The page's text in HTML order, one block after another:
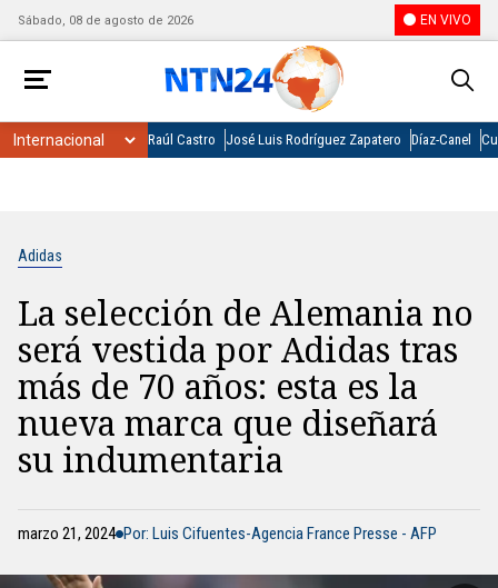
Sábado, 08 de agosto de 2026 EN VIVO
Raúl Castro José Luis Rodríguez Zapatero Díaz-Canel
Adidas
La selección de Alemania no
será vestida por Adidas tras
más de 70 años: esta es la
nueva marca que diseñará
su indumentaria
marzo 21, 2024 Por: Luis Cifuentes-Agencia France Presse - AFP